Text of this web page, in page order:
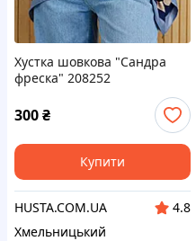
Хустка шовкова "Сандра
фреска" 208252
300₴
Купити
HUSTA.COM.UA
4.8
Хмельницький